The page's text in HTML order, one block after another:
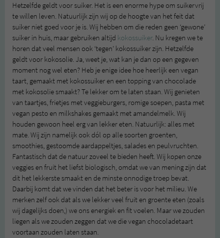
Hetzelfde geldt voor suiker. Het is een enorme hype om suikervrij
te willen leven. Natuurlijk zijn wij op de hoogte van het feit dat
suiker niet goed voor je is. Wij hebben om die reden geen ‘gewone’
suiker in huis, maar gebruiken altijd kokossuiker. Nu kregen we te
horen dat veel mensen ook ‘tegen’ kokossuiker zijn. Hetzelfde
geldt voor kokosolie. Ja, weet je, wat kan je dan op een gegeven
moment nog wel eten? Heb je enige idee hoe heerlijk een vegan
taart, gemaakt met kokossuiker en een topping van chocolade
met kokosolie smaakt? Te lekker om te laten staan. Wij genieten
van taartjes, frietjes met veggieburgers, romige soepen, pasta met
vegan pesto en milkshakes gemaakt met amandelmelk. Wij
houden gewoon heel erg van lekker eten. Natuurlijk: alles met
mate. Wij zijn namelijk ook dól op alle soorten groenten,
smoothies, gestoomde aardappeltjes, salades en peulvruchten.
Fantastisch dat de natuur zoveel te bieden heeft. Wij kopen onze
veggies en fruit het liefst biologisch, omdat we van mening zijn dat
dit het lekkerste smaakt en de minste onnodige troep bevat.
Daarbij komt dat we vinden dat het beter is voor het milieu. We
merken zelf ook dat als we lekker veel fruit en groente eten (zoals
wij dagelijks doen,) we ons energiek en fit voelen. Maar we zouden
liegen als we zouden zeggen dat we die vegan chocoladetaart
voortaan zouden laten staan.